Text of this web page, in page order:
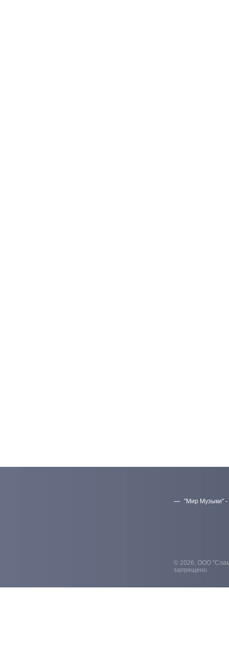
"Мир Музыки" -
© 2026, ООО
запрещено.